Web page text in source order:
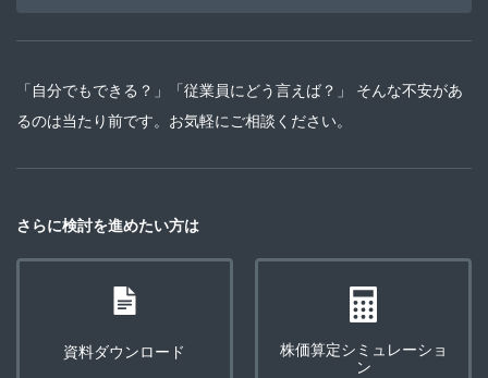
「自分でもできる？」「従業員にどう言えば？」 そんな不安があ
るのは当たり前です。お気軽にご相談ください。
さらに検討を進めたい方は
資料ダウンロード
株価算定シミュレーショ
ン